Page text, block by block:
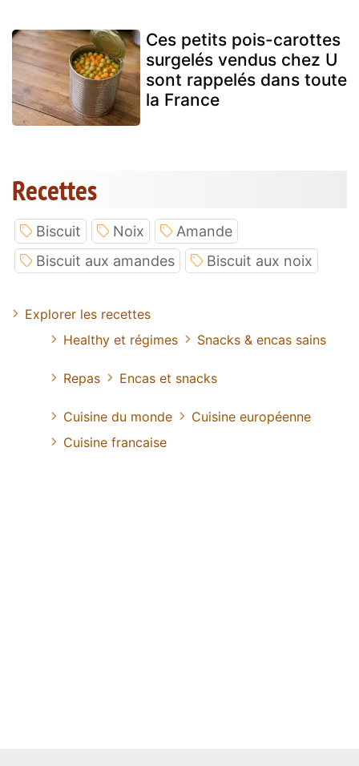
Ces petits pois-carottes
surgelés vendus chez U
sont rappelés dans toute
la France
Recettes
Biscuit Noix
Amande
Biscuit aux amandes
Biscuit aux noix
Explorer les recettes
Healthy et régimes
Snacks & encas sains
Repas Encas et snacks
Cuisine du monde
Cuisine européenne
Cuisine francaise